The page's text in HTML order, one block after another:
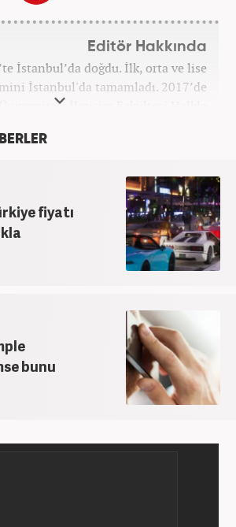
Editör Hakkında
İstanbul’da doğdu. İlk, orta ve lise
İstanbul'da tamamladı. 2017’de
İletişim Fakültesi Halkla
beri Kanal7 Medya Grubu’na bağlı
etmektedir.
fiyatı
bunu